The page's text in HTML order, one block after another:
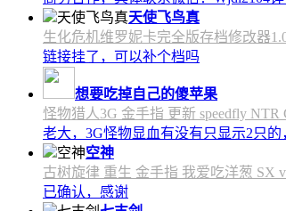
天使飞鸟真
生化危机维罗妮卡完全版存档修改器
链接挂了，可以补个档吗
想要吃掉自己的傻苹果
怪物猎人3G 金手指 更新 speedfly NTR
老大，3G怪物显血有没有只显示2只
空神
古树旋律 重生 金手指 我爱吃洋葱 SX
已确认，感谢